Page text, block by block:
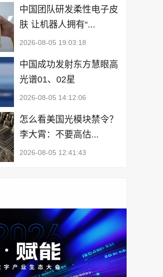
中国团队研发柔性电子皮
肤 让机器人拥有“...
2026-08-05 19:03:18
中国成功发射东方慧眼高
光谱01、02星
2026-08-05 14:12:06
怎么看美国光模块禁令？
李大霄：不要高估...
2026-08-05 12:41:43